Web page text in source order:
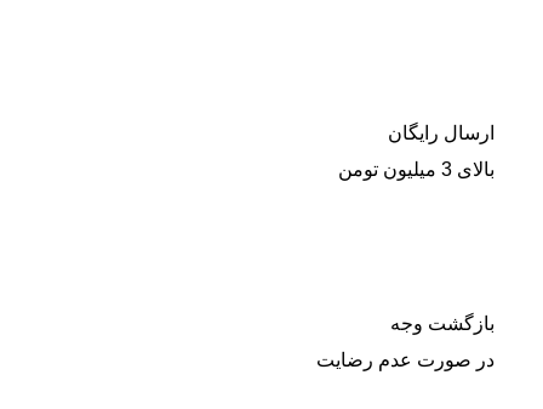
ارسال رایگان
بالای 3 میلیون تومن
بازگشت وجه
در صورت عدم رضایت